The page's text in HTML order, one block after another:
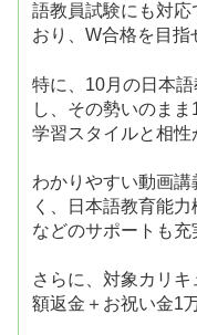
語教員試験にも対
おり、W合格を目指
特に、10月の日本
し、その勢いのま
学習スタイルと相性
わかりやすい動画
く、日本語教育能
などのサポートも充
さらに、対象カリ
額返金＋お祝い金1